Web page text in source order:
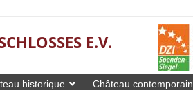
E.V.
historique Château contemporain